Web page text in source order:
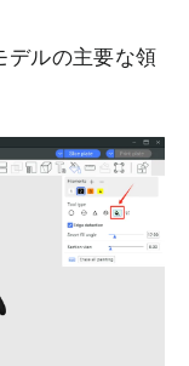
デルの主要な領